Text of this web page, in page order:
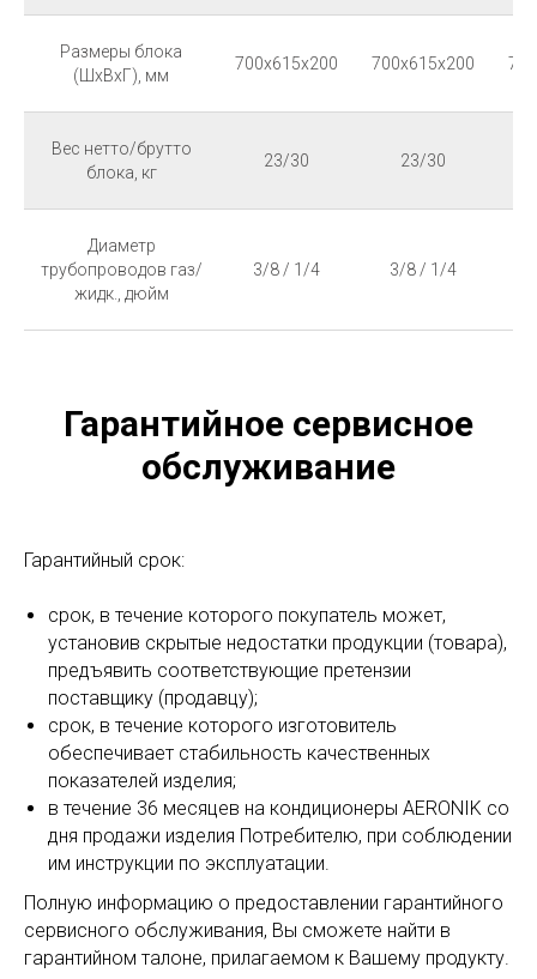
Размеры блока
(ШхВхГ), мм
700x615x200 700x615x200
Вес нетто/брутто
блока, кг
23/30 23/30
Диаметр
трубопроводов газ/
жидк., дюйм
3/8 / 1/4 3/8 / 1/4
Гарантийное сервисное
обслуживание
Гарантийный срок:
срок, в течение которого покупатель может,
установив скрытые недостатки продукции (товара),
предъявить соответствующие претензии
поставщику (продавцу);
срок, в течение которого изготовитель
обеспечивает стабильность качественных
показателей изделия;
в течение 36 месяцев на кондиционеры AERONIK со
дня продажи изделия Потребителю, при соблюдении
им инструкции по эксплуатации.
Полную информацию о предоставлении гарантийного
сервисного обслуживания, Вы сможете найти в
гарантийном талоне, прилагаемом к Вашему продукту.